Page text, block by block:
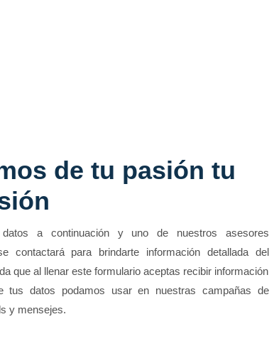
de tu pasión tu
a continuación y uno de nuestros asesores
contactará para brindarte información detallada del
que al llenar este formulario aceptas recibir información
tus datos podamos usar en nuestras campañas de
y mensejes.